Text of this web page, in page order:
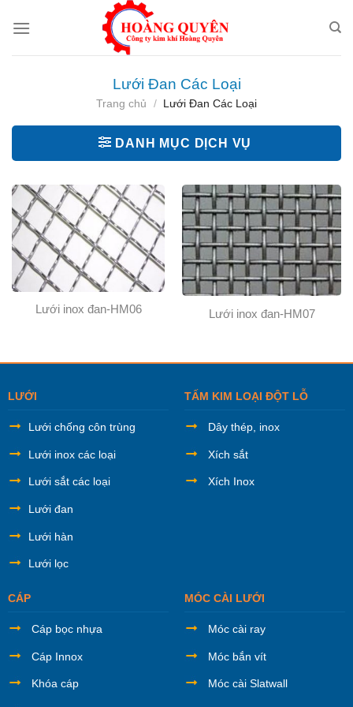
Lưới Đan Các Loại
Trang chủ / Lưới Đan Các Loại
DANH MỤC DỊCH VỤ
Lưới inox đan-HM06 Lưới inox đan-HM07
LƯỚI
Lưới chống côn trùng
Lưới inox các loại
Lưới sắt các loại
Lưới đan
Lưới hàn
Lưới lọc
TẤM KIM LOẠI ĐỘT LỖ
Dây thép, inox
Xích sắt
Xích Inox
CÁP
Cáp bọc nhựa
Cáp Innox
Khóa cáp
MÓC CÀI LƯỚI
Móc cài ray
Móc bắn vít
Móc cài Slatwall